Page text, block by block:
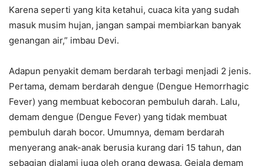
Karena seperti yang kita ketahui, cuaca kita yang sudah
masuk musim hujan, jangan sampai membiarkan banyak
genangan air,” imbau Devi.
Adapun penyakit demam berdarah terbagi menjadi 2 jenis.
Pertama, demam berdarah dengue (Dengue Hemorrhagic
Fever) yang membuat kebocoran pembuluh darah. Lalu,
demam dengue (Dengue Fever) yang tidak membuat
pembuluh darah bocor. Umumnya, demam berdarah
menyerang anak-anak berusia kurang dari 15 tahun, dan
sebagian dialami juga oleh orang dewasa. Gejala demam